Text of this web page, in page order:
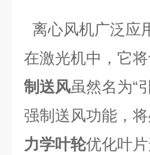
离心风机广泛应
在激光机中，它
制送风虽然名为“
强制送风功能，
力学叶轮优化叶